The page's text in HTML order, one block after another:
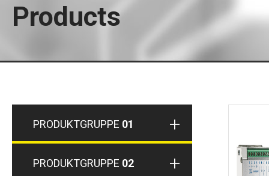
Products
PRODUKTGRUPPE 01
PRODUKTGRUPPE 02